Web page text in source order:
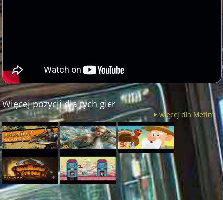
Więcej pozycji dla tych gier
więcej dla Metin1